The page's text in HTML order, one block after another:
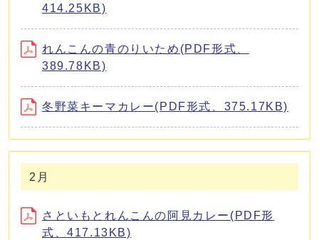
414.25KB)
れんこんの青のりいため(PDF形式、
389.78KB)
冬野菜キーマカレー(PDF形式、375.17KB)
2月
さといもとれんこんの阿見カレー(PDF形
式、417.13KB)